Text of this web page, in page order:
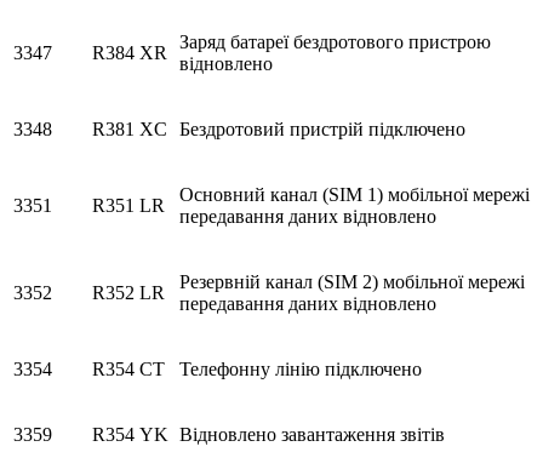
3347 R384 XR
Заряд батареї бездротового пристрою
відновлено
3348 R381 XC Бездротовий пристрій підключено
3351 R351 LR
Основний канал (SIM 1) мобільної мережі
передавання даних відновлено
3352 R352 LR
Резервній канал (SIM 2) мобільної мережі
передавання даних відновлено
3354 R354 CT Телефонну лінію підключено
3359 R354 YK Відновлено завантаження звітів